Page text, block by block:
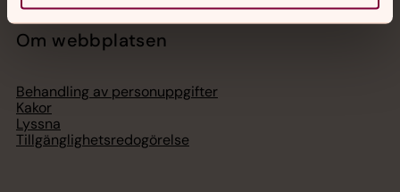
Om webbplatsen
Behandling av personuppgifter
Kakor
Lyssna
Tillgänglighetsredogörelse